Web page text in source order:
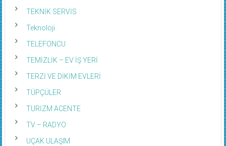
TEKNİK SERVİS
Teknoloji
TELEFONCU
TEMİZLİK – EV İŞ YERİ
TERZİ VE DİKİM EVLERİ
TÜPÇÜLER
TURİZM ACENTE
TV – RADYO
UÇAK ULAŞIM